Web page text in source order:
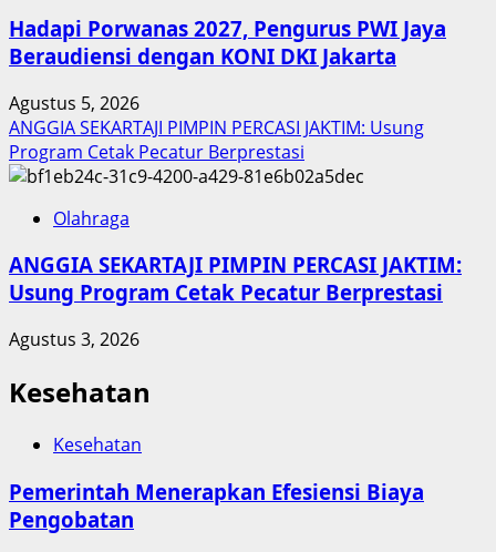
Hadapi Porwanas 2027, Pengurus PWI Jaya
Beraudiensi dengan KONI DKI Jakarta
Agustus 5, 2026
ANGGIA SEKARTAJI PIMPIN PERCASI JAKTIM: Usung
Program Cetak Pecatur Berprestasi
Olahraga
ANGGIA SEKARTAJI PIMPIN PERCASI JAKTIM:
Usung Program Cetak Pecatur Berprestasi
Agustus 3, 2026
Kesehatan
Kesehatan
Pemerintah Menerapkan Efesiensi Biaya
Pengobatan